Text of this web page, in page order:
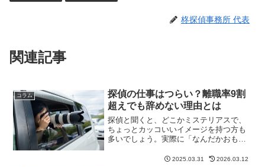
柊探偵事務所 代表
関連記事
コラム
探偵の仕事はつらい？離職率9割
超えでも辞めない理由とは
探偵と聞くと、どこかミステリアスで、
ちょっとカッコいいイメージを持つ方も
多いでしょう。実際に「なんだかおもし
は？」と興味を持たれることもありま
2025.03.31 2026.03.12